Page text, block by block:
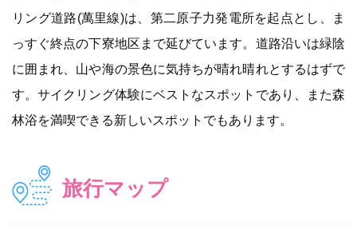
リング道路(萬里線)は、第二原子力発電所を起点とし、ま
っすぐ終点の下寮地区まで延びています。道路沿いは緑陰
に囲まれ、山や海の景色に気持ちが晴れ晴れとするはずで
す。サイクリング体験にベストなスポットであり、また森
林浴を満喫できる新しいスポットでもあります。
旅行マップ